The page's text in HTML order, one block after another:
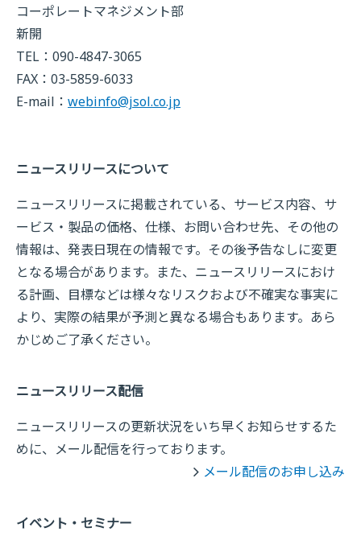
コーポレートマネジメント部
新開
TEL：090-4847-3065
FAX：03-5859-6033
E-mail： webinfo@jsol.co.jp
ニュースリリースについて
ニュースリリースに掲載されている、サービス内容、サ
ービス・製品の価格、仕様、お問い合わせ先、その他の
情報は、発表日現在の情報です。その後予告なしに変更
となる場合があります。また、ニュースリリースにおけ
る計画、目標などは様々なリスクおよび不確実な事実に
より、実際の結果が予測と異なる場合もあります。あら
かじめご了承ください。
ニュースリリース配信
ニュースリリースの更新状況をいち早くお知らせするた
めに、メール配信を行っております。
メール配信のお申し込み
イベント・セミナー